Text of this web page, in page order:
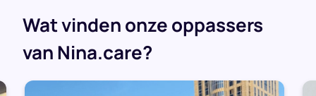
Wat vinden onze oppassers
van Nina.care?